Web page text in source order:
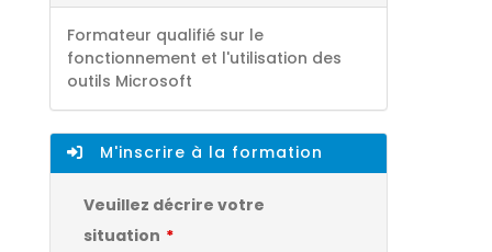
Formateur qualifié sur le
fonctionnement et l'utilisation des
outils Microsoft
M'inscrire à la formation
Veuillez décrire votre
situation